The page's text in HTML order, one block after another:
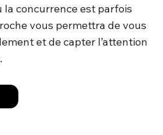
concurrence est parfois
vous permettra de vous
et de capter l’attention